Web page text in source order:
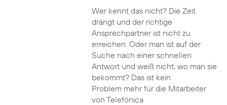
Wer kennt das nicht? Die Zeit
drängt und der richtige
Ansprechpartner ist nicht zu
erreichen. Oder man ist auf der
Suche nach einer schnellen
Antwort und weiß nicht, wo man sie
bekommt? Das ist kein
Problem mehr für die Mitarbeiter
von Telefónica